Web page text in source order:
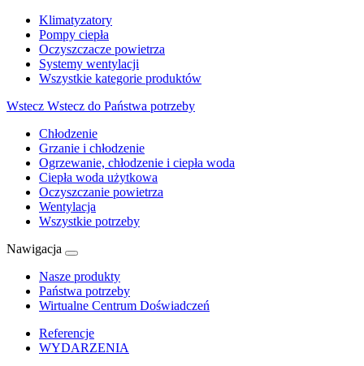
Klimatyzatory
Pompy ciepła
Oczyszczacze powietrza
Systemy wentylacji
Wszystkie kategorie produktów
Wstecz Wstecz do Państwa potrzeby
Chłodzenie
Grzanie i chłodzenie
Ogrzewanie, chłodzenie i ciepła woda
Ciepła woda użytkowa
Oczyszczanie powietrza
Wentylacja
Wszystkie potrzeby
Nawigacja
Nasze produkty
Państwa potrzeby
Wirtualne Centrum Doświadczeń
Referencje
WYDARZENIA